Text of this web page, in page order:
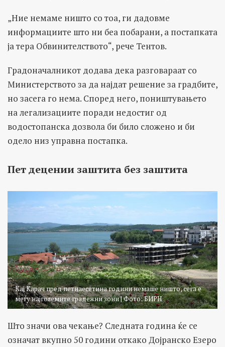
„Ние немаме ништо со тоа, ги дадовме
информациите што ни беа побарани, а постапката
ја тера Обвинителството“, рече Тентов.
Градоначалникот додава дека разговараат со
Министерството за да најдат решение за градбите,
но засега го нема. Според него, поништувањето
на легализациите поради недостиг од
водостопанска дозвола би било сложено и би
одело низ управна постапка.
Пет децении заштита без заштита
Кај Карач пред петнаесетина години немаше ништо, сега е
меѓу најголемите градежни зони | Фото: БИРН
Што значи ова чекање? Следната година ќе се
означат вкупно 50 години откако Дојранско Езеро